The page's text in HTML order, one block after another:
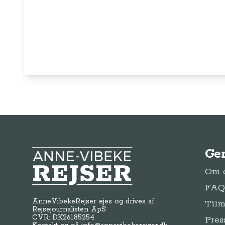
Anne-Vibeke Rejser
AnneVibekeRejser ejes og drives af
Rejsejournalisten ApS
CVR: DK26185254
Om